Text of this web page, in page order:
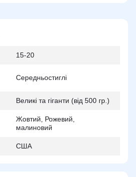
15-20
Середньостиглі
Великі та гіганти (від 500 гр.)
Жовтий, Рожевий,
малиновий
США